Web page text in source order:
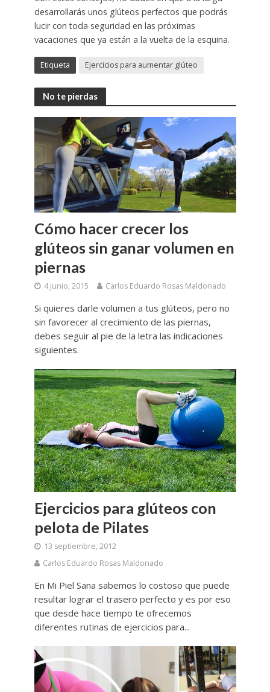
desarrollarás unos glúteos perfectos que podrás
lucir con toda seguridad en las próximas
vacaciones que ya están a la vuelta de la esquina.
Etiqueta Ejercicios para aumentar glúteo
No te pierdas
Cómo hacer crecer los
glúteos sin ganar volumen en
piernas
4 junio, 2015 Carlos Eduardo Rosas Maldonado
Si quieres darle volumen a tus glúteos, pero no
sin favorecer al crecimiento de las piernas,
debes seguir al pie de la letra las indicaciones
siguientes.
Ejercicios para glúteos con
pelota de Pilates
13 septiembre, 2012
Carlos Eduardo Rosas Maldonado
En Mi Piel Sana sabemos lo costoso que puede
resultar lograr el trasero perfecto y es por eso
que desde hace tiempo te ofrecemos
diferentes rutinas de ejercicios para...